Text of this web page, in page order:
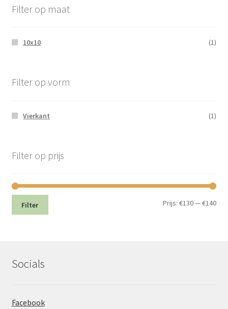
Filter op maat
10x10 (1)
Filter op vorm
Vierkant (1)
Filter op prijs
Min.
Filter Prijs:€130—€140
Socials
Facebook